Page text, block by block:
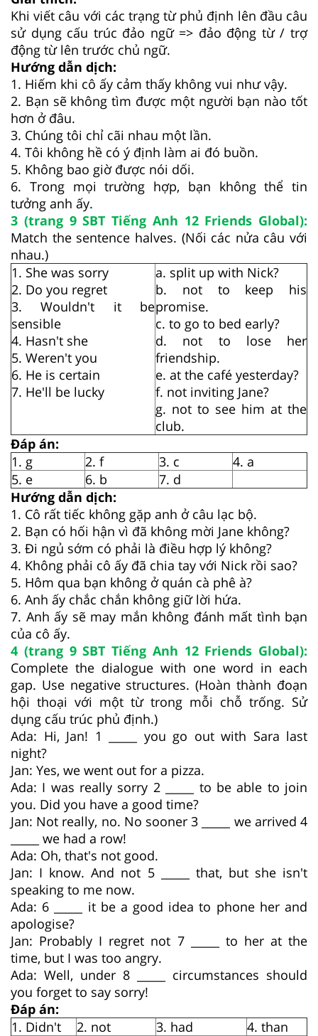
Khi viết câu với các trạng từ phủ định lên đầu câu
sử dụng cấu trúc đảo ngữ => đảo động từ / trợ
động từ lên trước chủ ngữ.
Hướng dẫn dịch:
1. Hiếm khi cô ấy cảm thấy không vui như vậy.
2. Bạn sẽ không tìm được một người bạn nào tốt
hơn ở đâu.
3. Chúng tôi chỉ cãi nhau một lần.
4. Tôi không hề có ý định làm ai đó buồn.
5. Không bao giờ được nói dối.
6. Trong mọi trường hợp, bạn không thể tin
tưởng anh ấy.
3 (trang 9 SBT Tiếng Anh 12 Friends Global):
Match the sentence halves. (Nối các nửa câu với
nhau.)
1. She was sorry
2. Do you regret
3. Wouldn't it be
sensible
4. Hasn't she
5. Weren't you
6. He is certain
7. He'll be lucky
a. split up with Nick?
b. not to keep his
promise.
c. to go to bed early?
d. not to lose her
friendship.
e. at the café yesterday?
f. not inviting Jane?
g. not to see him at the
club.
Đáp án:
1. g
2. f 3. c
4. a
5. e
6. b
7. d
Hướng dẫn dịch:
1. Cô rất tiếc không gặp anh ở câu lạc bộ.
2. Bạn có hối hận vì đã không mời Jane không?
3. Đi ngủ sớm có phải là điều hợp lý không?
4. Không phải cô ấy đã chia tay với Nick rồi sao?
5. Hôm qua bạn không ở quán cà phê à?
6. Anh ấy chắc chắn không giữ lời hứa.
7. Anh ấy sẽ may mắn không đánh mất tình bạn
của cô ấy.
4 (trang 9 SBT Tiếng Anh 12 Friends Global):
Complete the dialogue with one word in each
gap. Use negative structures. (Hoàn thành đoạn
hội thoại với một từ trong mỗi chỗ trống. Sử
dụng cấu trúc phủ định.)
Ada: Hi, Jan! 1 _____ you go out with Sara last
night?
Jan: Yes, we went out for a pizza.
Ada: I was really sorry 2 _____ to be able to join
you. Did you have a good time?
Jan: Not really, no. No sooner 3 _____ we arrived 4
_____ we had a row!
Ada: Oh, that's not good.
Jan: I know. And not 5 _____ that, but she isn't
speaking to me now.
Ada: 6 _____ it be a good idea to phone her and
apologise?
Jan: Probably I regret not 7 _____ to her at the
time, but I was too angry.
Ada: Well, under 8 _____ circumstances should
you forget to say sorry!
Đáp án:
1. Didn't
2. not 3. had
4. than